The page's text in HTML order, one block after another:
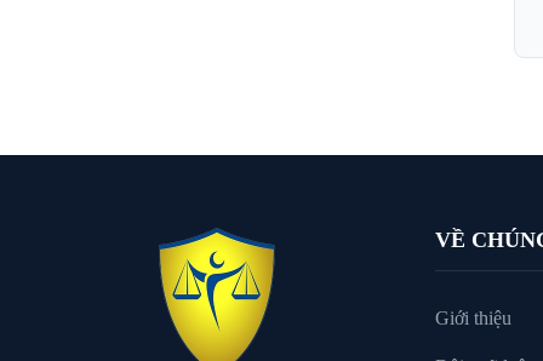
VỀ
Giới thiệu